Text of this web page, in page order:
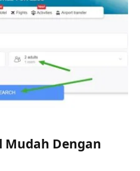
Mudah Dengan